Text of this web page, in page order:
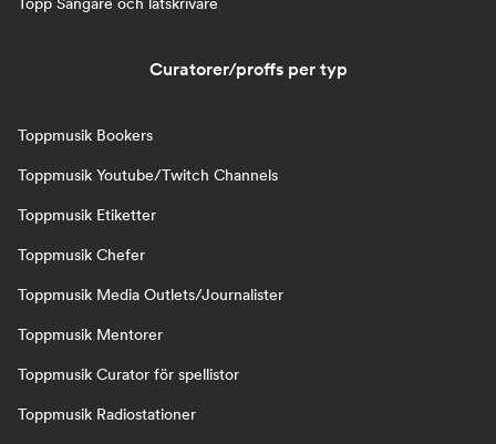
Curatorer/proffs per typ
Toppmusik Bookers
Toppmusik Youtube/Twitch Channels
Toppmusik Etiketter
Toppmusik Chefer
Toppmusik Media Outlets/Journalister
Toppmusik Mentorer
Toppmusik Curator för spellistor
Toppmusik Radiostationer